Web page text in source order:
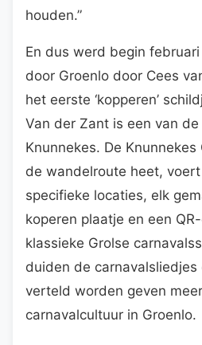
houden.”
En dus werd begin
door Groenlo door Cees
het eerste ‘kopperen’
Van der Zant is een van
Knunnekes. De
de wandelroute heet,
specifieke locaties, elk
koperen plaatje en een
klassieke Grolse
duiden de
verteld worden geven
carnavalcultuur in Groenlo.